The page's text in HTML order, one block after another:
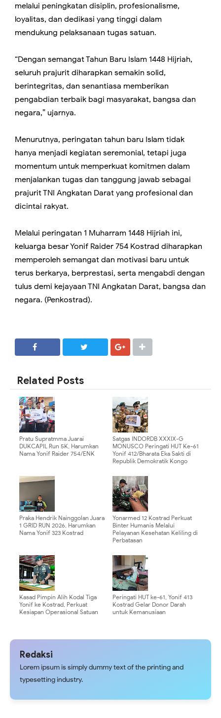
melalui peningkatan disiplin, profesionalisme,
loyalitas, dan dedikasi yang tinggi dalam
mendukung pelaksanaan tugas satuan.
“Dengan semangat Tahun Baru Islam 1448 Hijriah,
seluruh prajurit diharapkan semakin solid,
berintegritas, dan senantiasa memberikan
pengabdian terbaik bagi masyarakat, bangsa dan
negara,” ujarnya.
Menurutnya, peringatan tahun baru Islam tidak
hanya menjadi kegiatan seremonial, tetapi juga
momentum untuk memperkuat komitmen dalam
menjalankan tugas dan tanggung jawab sebagai
prajurit TNI Angkatan Darat yang profesional dan
dicintai rakyat.
Melalui peringatan 1 Muharram 1448 Hijriah ini,
keluarga besar Yonif Raider 754 Kostrad diharapkan
memperoleh semangat dan motivasi baru untuk
terus berkarya, berprestasi, serta mengabdi dengan
tulus demi kejayaan TNI Angkatan Darat, bangsa dan
negara. (Penkostrad).
Related Posts
Pratu Supratmma Juarai
DUKCAPIL Run 5K, Harumkan
Nama Yonif Raider 754/ENK
Satgas INDORDB XXXIX-G
MONUSCO Peringati HUT Ke-61
Yonif 412/Bharata Eka Sakti di
Republik Demokratik Kongo
Praka Hendrik Nainggolan Juara
1 GRID RUN 2026, Harumkan
Nama Yonif 323 Kostrad
Yonarmed 12 Kostrad Perkuat
Binter Humanis Melalui
Pelayanan Kesehatan Keliling di
Perbatasan
Kasad Pimpin Alih Kodal Tiga
Yonif ke Kostrad, Perkuat
Kesiapan Operasional Satuan
Peringati HUT ke-61, Yonif 413
Kostrad Gelar Donor Darah
untuk Kemanusiaan
Redaksi
Lorem ipsum is simply dummy text of the printing and
typesetting industry.